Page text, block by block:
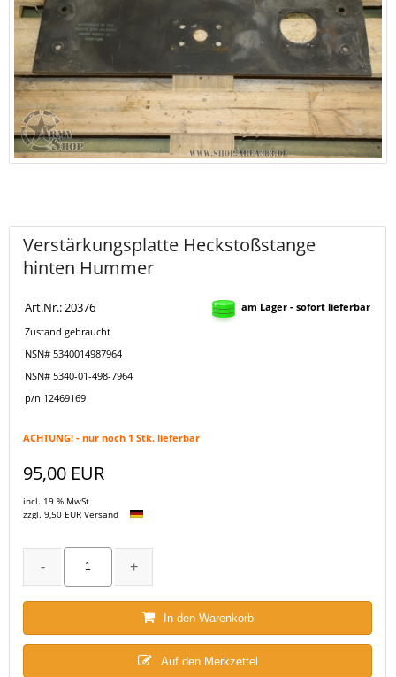
Verstärkungsplatte Heckstoßstange
hinten Hummer
Art.Nr.: 20376
Zustand gebraucht
NSN# 5340014987964
NSN# 5340-01-498-7964
p/n 12469169
am Lager - sofort lieferbar
ACHTUNG! - nur noch 1 Stk. lieferbar
95,00 EUR
incl. 19 % MwSt
zzgl. 9,50 EUR Versand
In den Warenkorb
Auf den Merkzettel